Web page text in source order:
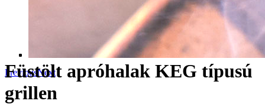
Previous Next
Füstölt apróhalak KEG típusú
grillen